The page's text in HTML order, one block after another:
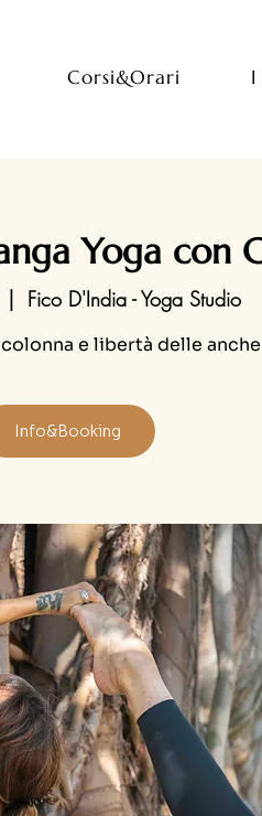
Corsi&Orari I
Yoga con
|
Fico D'India - Yoga Studio
e libertà delle
Info&Booking